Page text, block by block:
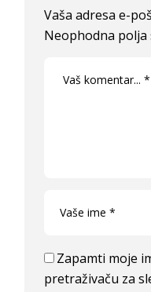
Vaša adresa e-
Neophodna
Zapamti moje
pretraživaču za